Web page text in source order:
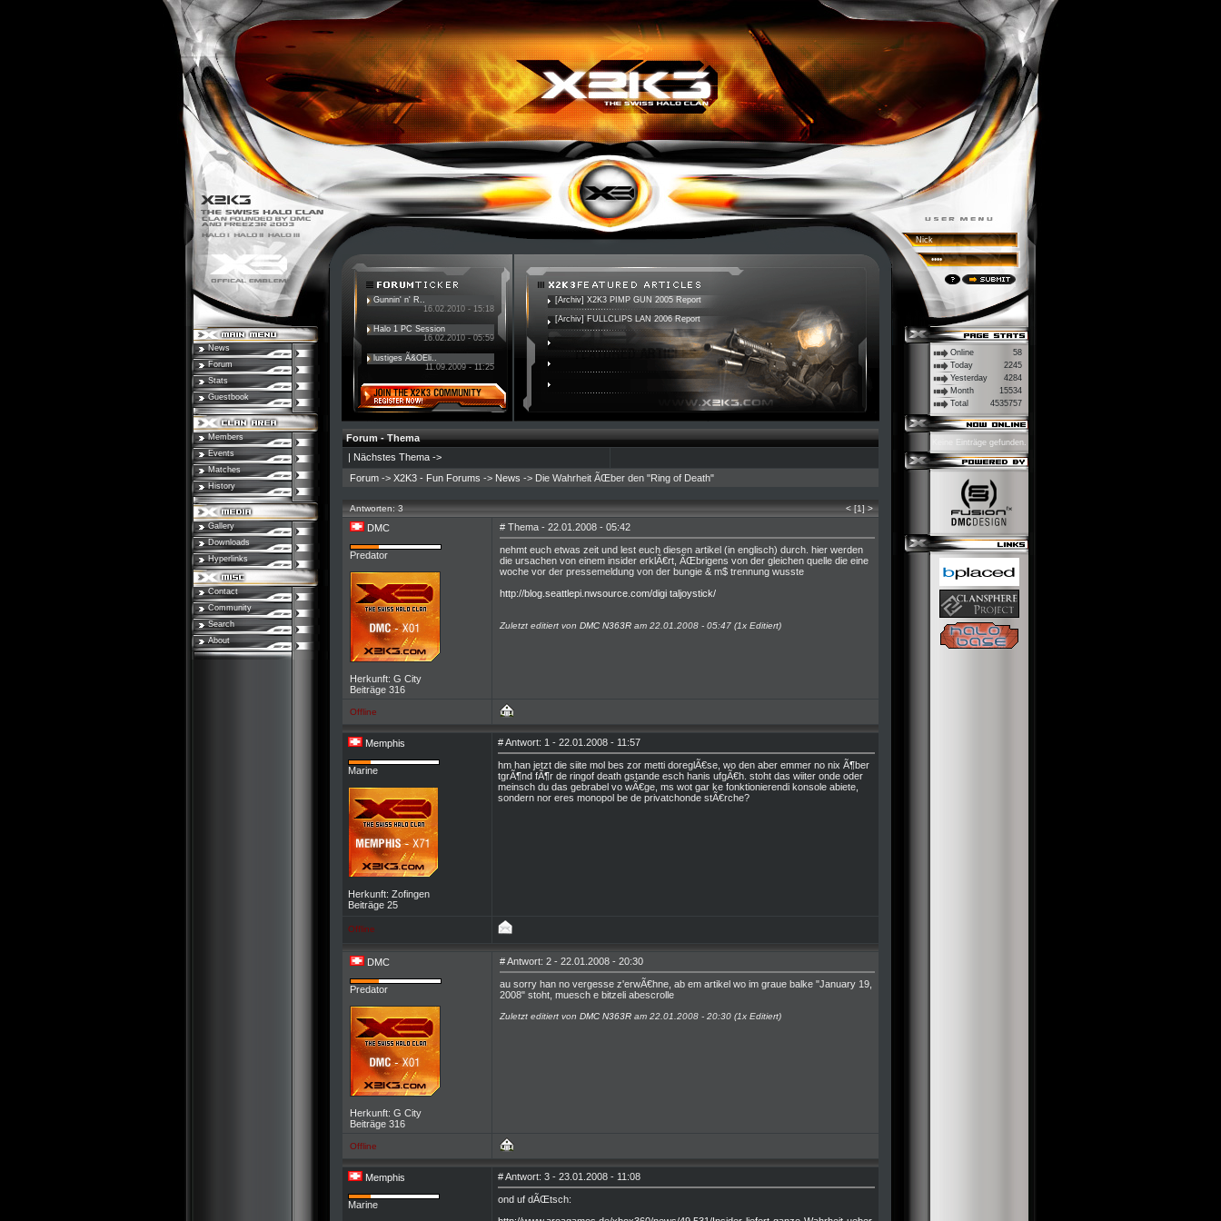
News
Forum
Stats
Guestbook
Members
Events
Matches
History
Gallery
Downloads
Hyperlinks
Contact
Community
Search
About
Gunnin' n' R..
16.02.2010 - 15:18
Halo 1 PC Session
16.02.2010 - 05:59
lustiges Ã&OEli..
11.09.2009 - 11:25
[Archiv] X2K3 PIMP GUN 2005 Report
[Archiv] FULLCLIPS LAN 2006 Report
Forum - Thema
| Nächstes Thema ->
Forum -> X2K3 - Fun Forums -> News -> Die Wahrheit ÃŒber den "Ring of Death"
Antworten: 3 <[1]>
DMC
Predator
Herkunft: G City
Beiträge 316
# Thema - 22.01.2008 - 05:42
nehmt euch etwas zeit und lest euch diesen artikel (in englisch) durch. hier werden
die ursachen von einem insider erklÃ€rt, ÃŒbrigens von der gleichen quelle die eine
woche vor der pressemeldung von der bungie & m$ trennung wusste
http://blog.seattlepi.nwsource.com/digi taljoystick/
Zuletzt editiert von DMC N363R am 22.01.2008 - 05:47 (1x Editiert)
Offline
Memphis
Marine
Herkunft: Zofingen
Beiträge 25
# Antwort: 1 - 22.01.2008 - 11:57
hm han jetzt die siite mol bes zor metti doreglÃ€se, wo den aber emmer no nix Ã¶ber
tgrÃ¶nd fÃ¶r de ringof death gstande esch hanis ufgÃ€h. stoht das wiiter onde oder
meinsch du das gebrabel vo wÃ€ge, ms wot gar ke fonktionierendi konsole abiete,
sondern nor eres monopol be de privatchonde stÃ€rche?
Offline
DMC
Predator
Herkunft: G City
Beiträge 316
# Antwort: 2 - 22.01.2008 - 20:30
au sorry han no vergesse z'erwÃ€hne, ab em artikel wo im graue balke "January 19,
2008" stoht, muesch e bitzeli abescrolle
Zuletzt editiert von DMC N363R am 22.01.2008 - 20:30 (1x Editiert)
Offline
Memphis
Marine
# Antwort: 3 - 23.01.2008 - 11:08
ond uf dÃŒtsch:
Online
58
Today
2245
Yesterday
4284
Month
15534
Total
4535757
Keine Einträge gefunden.